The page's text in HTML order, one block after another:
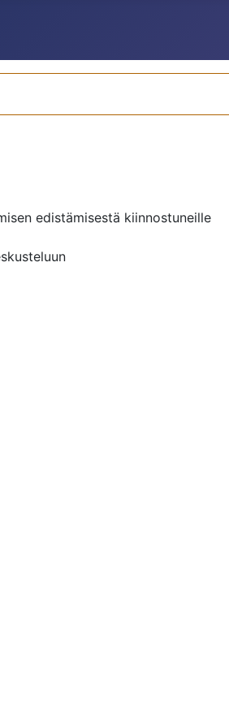
edistämisestä kiinnostuneille